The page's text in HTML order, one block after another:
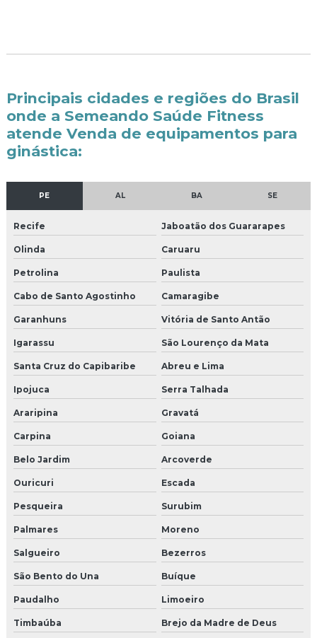
Principais cidades e regiões do Brasil
onde a Semeando Saúde Fitness
atende Venda de equipamentos para
ginástica:
PE AL BA SE
Recife Jaboatão dos Guararapes
Olinda Caruaru
Petrolina Paulista
Cabo de Santo Agostinho Camaragibe
Garanhuns Vitória de Santo Antão
Igarassu São Lourenço da Mata
Santa Cruz do Capibaribe Abreu e Lima
Ipojuca Serra Talhada
Araripina Gravatá
Carpina Goiana
Belo Jardim Arcoverde
Ouricuri Escada
Pesqueira Surubim
Palmares Moreno
Salgueiro Bezerros
São Bento do Una Buíque
Paudalho Limoeiro
Timbaúba Brejo da Madre de Deus